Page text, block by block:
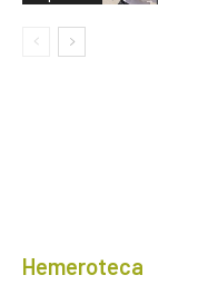
Hemeroteca